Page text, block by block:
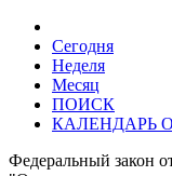
Сегодня
Неделя
Месяц
ПОИСК
КАЛЕНДАРЬ
Федеральный закон